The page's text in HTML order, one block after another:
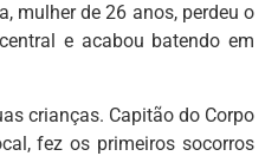
mulher de 26 anos, perdeu o
e acabou batendo em
crianças. Capitão do Corpo
fez os primeiros socorros